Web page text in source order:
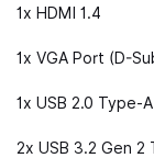
1x HDMI 1.4
1x VGA Port (D-
1x USB 2.0 Type-A
2x USB 3.2 Gen 2